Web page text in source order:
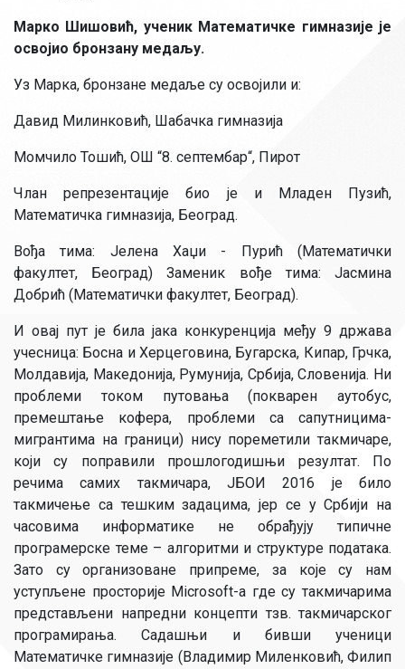
Марко Шишовић, ученик Математичке гимназије је
освојио бронзану медаљу.
Уз Марка, бронзане медаље су освојили и:
Давид Милинковић, Шабачка гимназија
Момчило Тошић, ОШ “8. септембар“, Пирот
Члан репрезентације био је и Младен Пузић,
Математичка гимназија, Београд.
Вођа тима: Јелена Хаџи - Пурић (Математички
факултет, Београд) Заменик вође тима: Јасмина
Добрић (Математички факултет, Београд).
И овај пут је била јака конкуренција међу 9 држава
учесница: Босна и Херцеговина, Бугарска, Кипар, Грчка,
Молдавија, Македонија, Румунија, Србија, Словенија. Ни
проблеми током путовања (покварен аутобус,
премештање кофера, проблеми са сапутницима-
мигрантима на граници) нису пореметили такмичаре,
који су поправили прошлогодишњи резултат. По
речима самих такмичара, ЈБОИ 2016 је било
такмичење са тешким задацима, јер се у Србији на
часовима информатике не обрађују типичне
програмерске теме – алгоритми и структуре података.
Зато су организоване припреме, за које су нам
уступљене просторије Microsoft-а где су такмичарима
представљени напредни концепти тзв. такмичарског
програмирања. Садашњи и бивши ученици
Математичке гимназије (Владимир Миленковић, Филип